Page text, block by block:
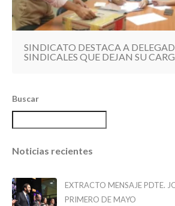
SINDICATO DESTACA A
SINDICALES QUE DEJAN SU
Buscar
Noticias recientes
EXTRACTO MENSAJE PDTE.
PRIMERO DE MAYO